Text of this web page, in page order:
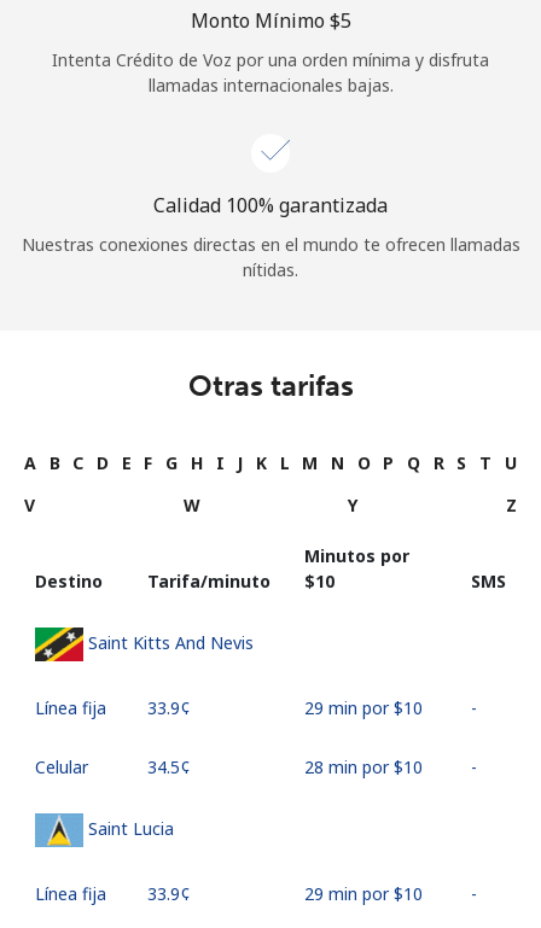
Monto Mínimo ⁦$5⁩
Intenta Crédito de Voz por una orden mínima y disfruta
llamadas internacionales bajas.
Calidad 100% garantizada
Nuestras conexiones directas en el mundo te ofrecen llamadas
nítidas.
Otras tarifas
A B C D E F G H I J K L M N O P Q R S T
U
V
W Y Z
Destino Tarifa/minuto
Minutos por
⁦$10⁩
SMS
Saint Kitts And Nevis
Línea fija ⁦33.9¢⁩ 29 min por ⁦$10⁩ -
Celular ⁦34.5¢⁩ 28 min por ⁦$10⁩ -
Saint Lucia
Línea fija ⁦33.9¢⁩ 29 min por ⁦$10⁩ -